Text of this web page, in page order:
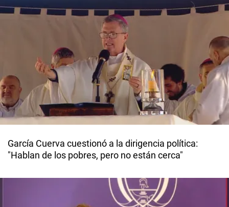
García Cuerva cuestionó a la dirigencia política:
"Hablan de los pobres, pero no están cerca"